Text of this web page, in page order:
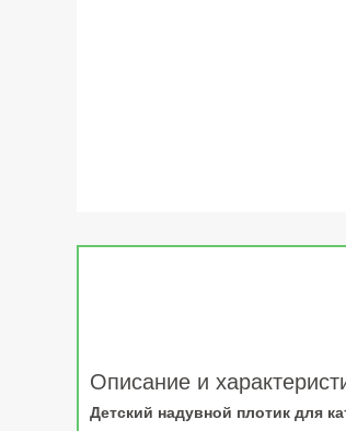
Описание и
Детский надувной плотик для